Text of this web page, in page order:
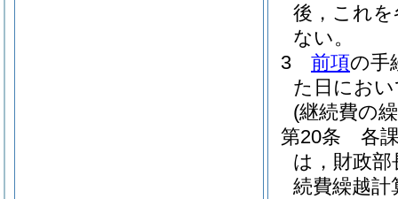
後，これ
ない。
3
前項の手
た日にお
(継続費の
第20条
各
は，財政
続費繰越計